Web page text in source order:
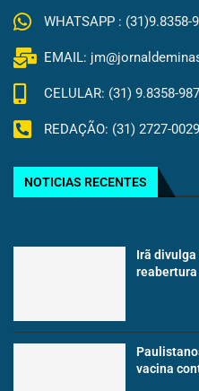
WHATSAPP : (31)9.8358-
EMAIL:
CELULAR: (31) 9.8358-
REDAÇÃO: (31) 2727-0029
NOTICIAS RECENTES
Irã divulga
reabertura
vacina